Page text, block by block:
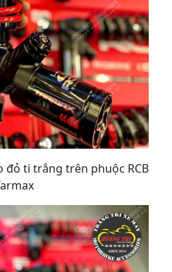
đỏ ti trắng trên phuộc RCB